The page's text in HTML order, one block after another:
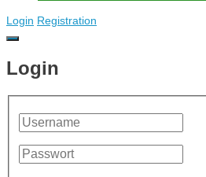
Login Registration
Login